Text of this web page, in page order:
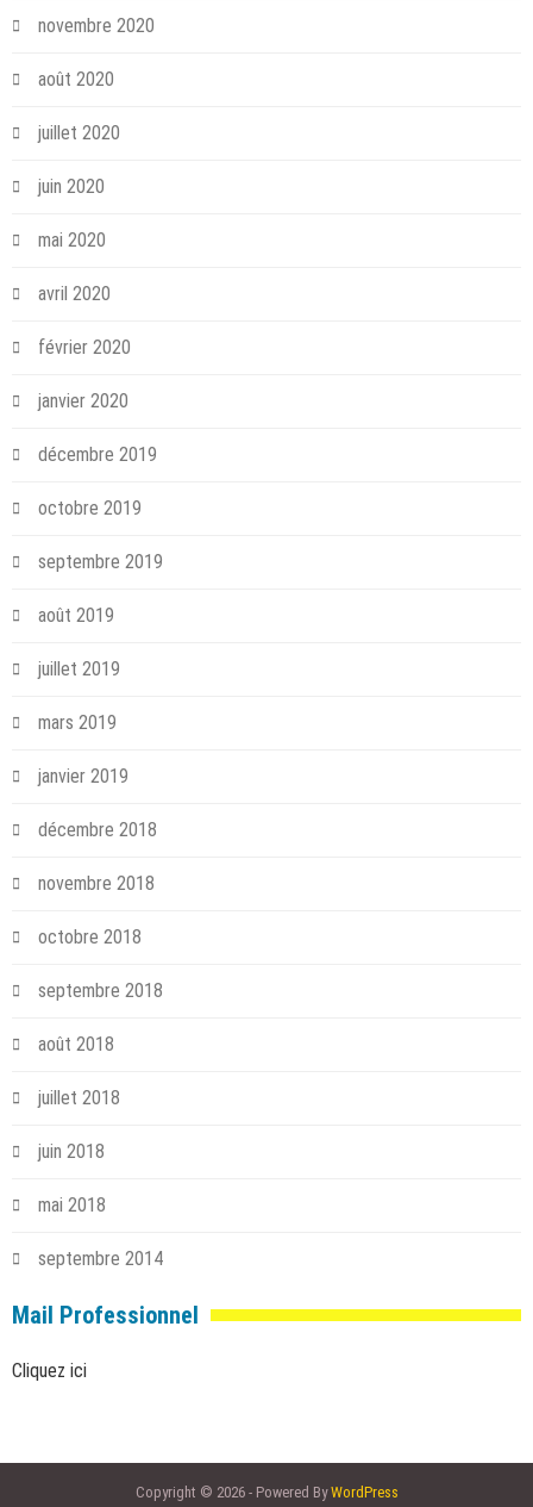
novembre 2020
août 2020
juillet 2020
juin 2020
mai 2020
avril 2020
février 2020
janvier 2020
décembre 2019
octobre 2019
septembre 2019
août 2019
juillet 2019
mars 2019
janvier 2019
décembre 2018
novembre 2018
octobre 2018
septembre 2018
août 2018
juillet 2018
juin 2018
mai 2018
septembre 2014
Mail Professionnel
Cliquez ici
Copyright © 2026 - Powered ByWordPress